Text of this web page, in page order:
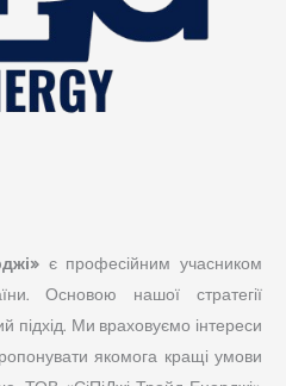
є професійним учасником
Основою нашої стратегії
підхід. Ми враховуємо інтереси
якомога кращі умови